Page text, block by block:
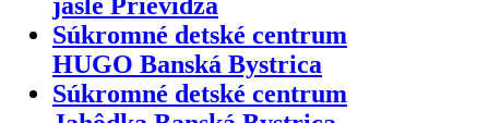
Súkromné detské centrum
HUGO Banská Bystrica
Súkromné detské centrum